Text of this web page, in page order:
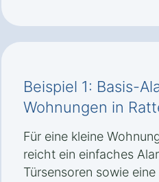
Beispiel 1: Basis-
Wohnungen in
Für eine kleine
reicht ein einfaches
Türsensoren sowie